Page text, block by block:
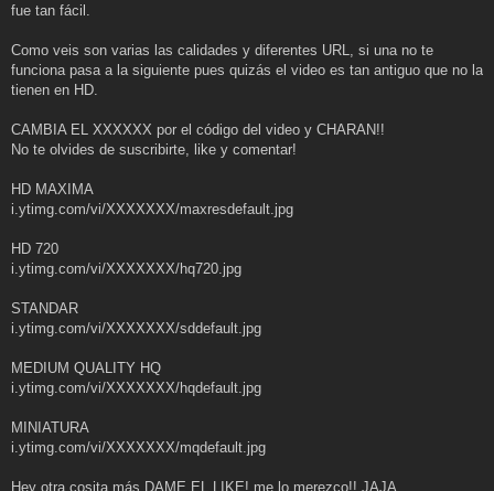
fue tan fácil.
Como veis son varias las calidades y diferentes URL, si una no te
funciona pasa a la siguiente pues quizás el video es tan antiguo que no la
tienen en HD.
CAMBIA EL XXXXXX por el código del video y CHARAN!!
No te olvides de suscribirte, like y comentar!
HD MAXIMA
i.ytimg.com/vi/XXXXXXX/maxresdefault.jpg
HD 720
i.ytimg.com/vi/XXXXXXX/hq720.jpg
STANDAR
i.ytimg.com/vi/XXXXXXX/sddefault.jpg
MEDIUM QUALITY HQ
i.ytimg.com/vi/XXXXXXX/hqdefault.jpg
MINIATURA
i.ytimg.com/vi/XXXXXXX/mqdefault.jpg
Hey otra cosita más DAME EL LIKE! me lo merezco!! JAJA